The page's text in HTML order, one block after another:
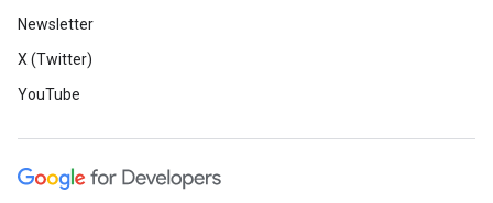
Newsletter
X (Twitter)
YouTube